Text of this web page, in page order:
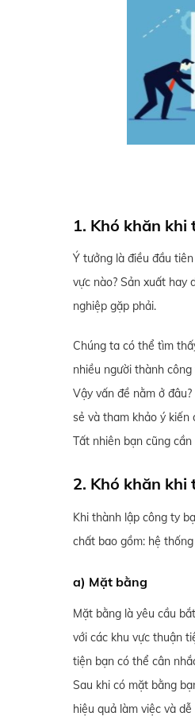
1. Khó khăn
Ý tưởng là điều đầu
vực nào? Sản xuất hay
nghiệp gặp phải.
Chúng ta có thể tìm
nhiều người thành
Vậy vấn đề nằm ở
sẻ và tham khảo ý kiến
Tất nhiên bạn cũng
2. Khó khăn
Khi thành lập công ty
chất bao gồm: hệ
a) Mặt bằng
Mặt bằng là yêu cầu
với các khu vực thuận
tiện bạn có thể cân
Sau khi có mặt bằng
hiệu quả làm việc và dễ